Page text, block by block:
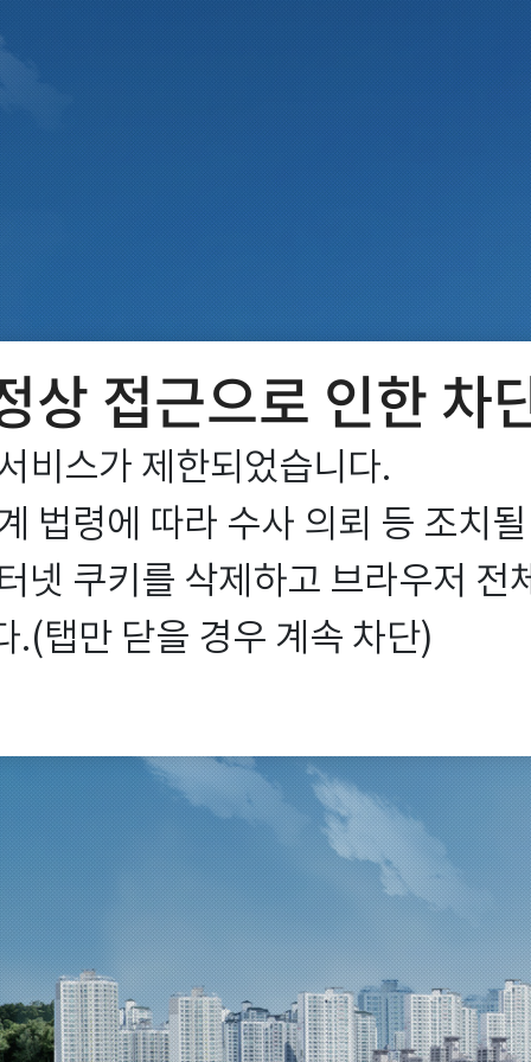
상 접근으로 인한 차
비스가 제한되었습니다.
법령에 따라 수사 의뢰 등 조치
넷 쿠키를 삭제하고 브라우저 전
.(탭만 닫을 경우 계속 차단)